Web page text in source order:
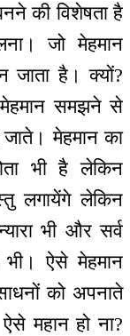
की विशेषता है
जो मेहमान
जाता है। क्यों?
मेहमान समझने से
जाते। मेहमान का
भी है लेकिन
लगायेंगे लेकिन
भी और सर्व
भी। ऐसे मेहमान
को अपनाते
महान हो ना?